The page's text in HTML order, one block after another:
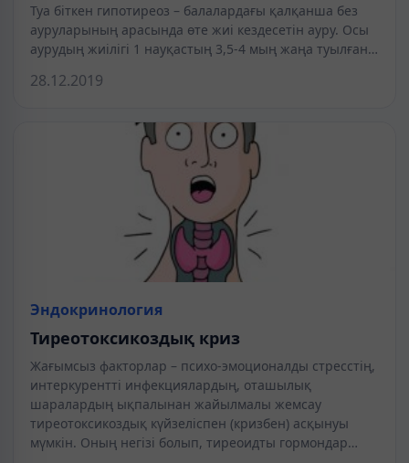
Туа біткен гипотиреоз – балалардағы қалқанша без
ауруларының арасында өте жиі кездесетін ауру. Осы
аурудың жиілігі 1 науқастың 3,5-4 мың жаңа туылған…
28.12.2019
Эндокринология
Тиреотоксикоздық криз
Жағымсыз факторлар – психо-эмоционалды стресстің,
интеркурентті инфекциялардың, оташылық
шаралардың ықпалынан жайылмалы жемсау
тиреотоксикоздық күйзеліспен (кризбен) асқынуы
мүмкін. Оның негізі болып, тиреоидты гормондар…